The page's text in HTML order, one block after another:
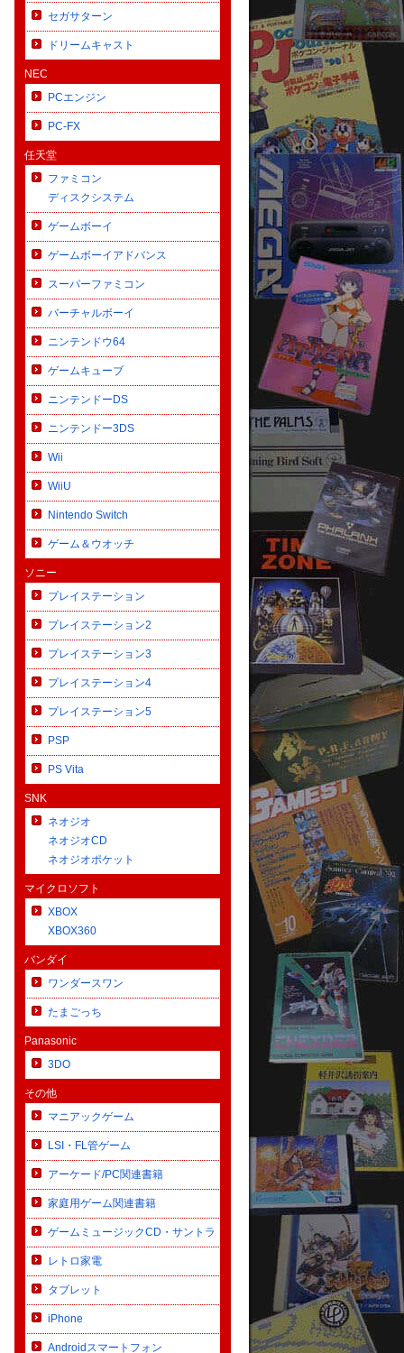
セガサターン
ドリームキャスト
NEC
PCエンジン
PC-FX
任天堂
ファミコン
ディスクシステム
ゲームボーイ
ゲームボーイアドバンス
スーパーファミコン
バーチャルボーイ
ニンテンドウ64
ゲームキューブ
ニンテンドーDS
ニンテンドー3DS
Wii
WiiU
Nintendo Switch
ゲーム＆ウオッチ
ソニー
プレイステーション
プレイステーション2
プレイステーション3
プレイステーション4
プレイステーション5
PSP
PS Vita
SNK
ネオジオ
ネオジオCD
ネオジオポケット
マイクロソフト
XBOX
XBOX360
バンダイ
ワンダースワン
たまごっち
Panasonic
3DO
その他
マニアックゲーム
LSI・FL管ゲーム
アーケード/PC関連書籍
家庭用ゲーム関連書籍
ゲームミュージックCD・サントラ
レトロ家電
タブレット
iPhone
Androidスマートフォン